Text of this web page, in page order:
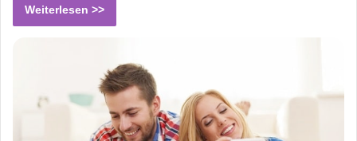
Weiterlesen >>